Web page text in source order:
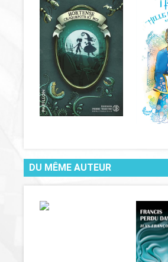
DU MÊME AUTEUR